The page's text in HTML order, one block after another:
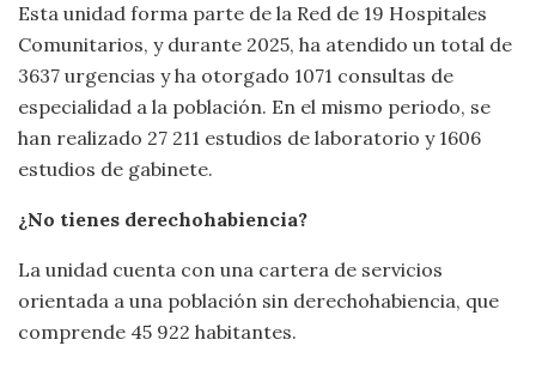
Esta unidad forma parte de la Red de 19 Hospitales
Comunitarios, y durante 2025, ha atendido un total de
3637 urgencias y ha otorgado 1071 consultas de
especialidad a la población. En el mismo periodo, se
han realizado 27 211 estudios de laboratorio y 1606
estudios de gabinete.
¿No tienes derechohabiencia?
La unidad cuenta con una cartera de servicios
orientada a una población sin derechohabiencia, que
comprende 45 922 habitantes.